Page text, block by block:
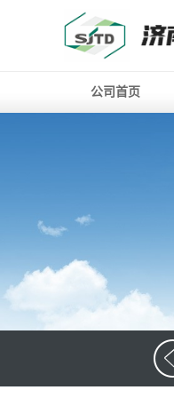
公司首页